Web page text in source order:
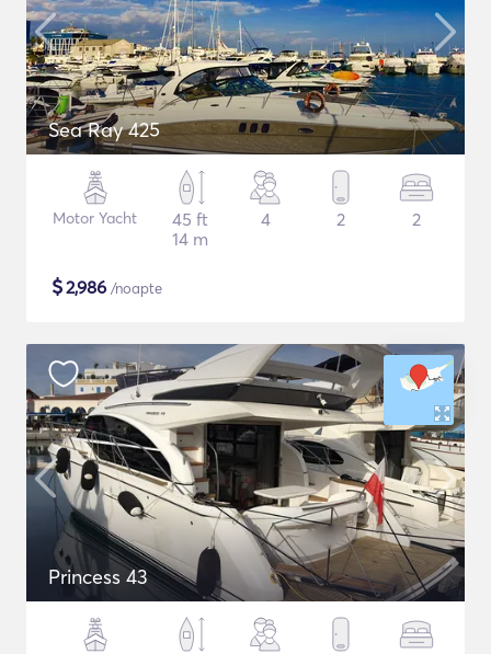
Sea Ray 425
Motor Yacht
45 ft
14 m
4 2 2
$2,986 /noapte
Princess 43